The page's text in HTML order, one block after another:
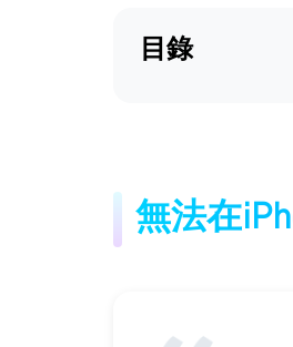
目錄
無法在